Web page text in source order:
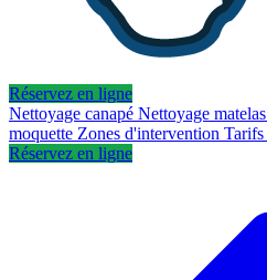
Réservez en ligne
Nettoyage canapé Nettoyage matelas
moquette Zones d'intervention Tarifs
Réservez en ligne